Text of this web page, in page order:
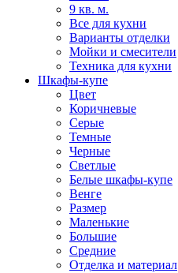
9 кв. м.
Все для кухни
Варианты отделки
Мойки и смесители
Техника для кухни
Шкафы-купе
Цвет
Коричневые
Серые
Темные
Черные
Светлые
Белые шкафы-купе
Венге
Размер
Маленькие
Большие
Средние
Отделка и материал